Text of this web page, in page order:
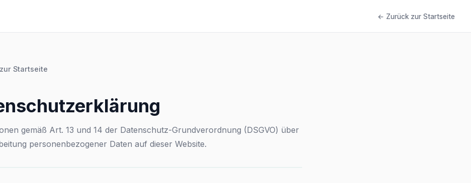
← Zurück zur Startseite
Startseite
gemäß Art. 13 und 14 der Datenschutz-Grundverordnung (DSGVO) über
personenbezogener Daten auf dieser Website.